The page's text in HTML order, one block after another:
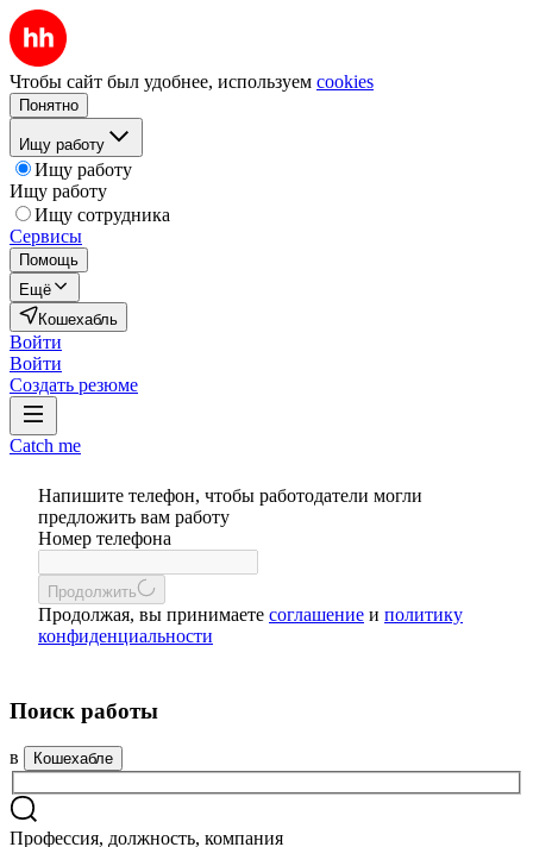
Чтобы сайт был удобнее, используем cookies
Понятно
Ищу работу
Ищу работу
Ищу работу
Ищу сотрудника
Сервисы
Помощь
Ещё
Кошехабль
Войти
Войти
Создать резюме
Catch me
Напишите телефон, чтобы работодатели могли
предложить вам работу
Номер телефона
Продолжить
Продолжая, вы принимаете соглашение и политику
конфиденциальности
Поиск работы
в Кошехабле
Профессия, должность, компания